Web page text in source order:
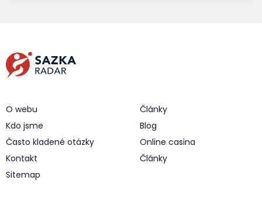
O webu
Kdo jsme
Často kladené otázky
Kontakt
Sitemap
Články
Blog
Online casina
Články